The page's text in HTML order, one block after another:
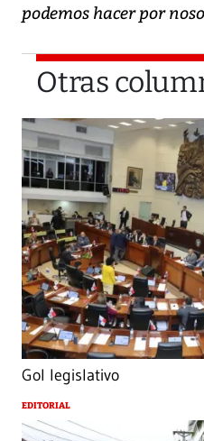
podemos hacer por
Otras
Gol legislativo
EDITORIAL